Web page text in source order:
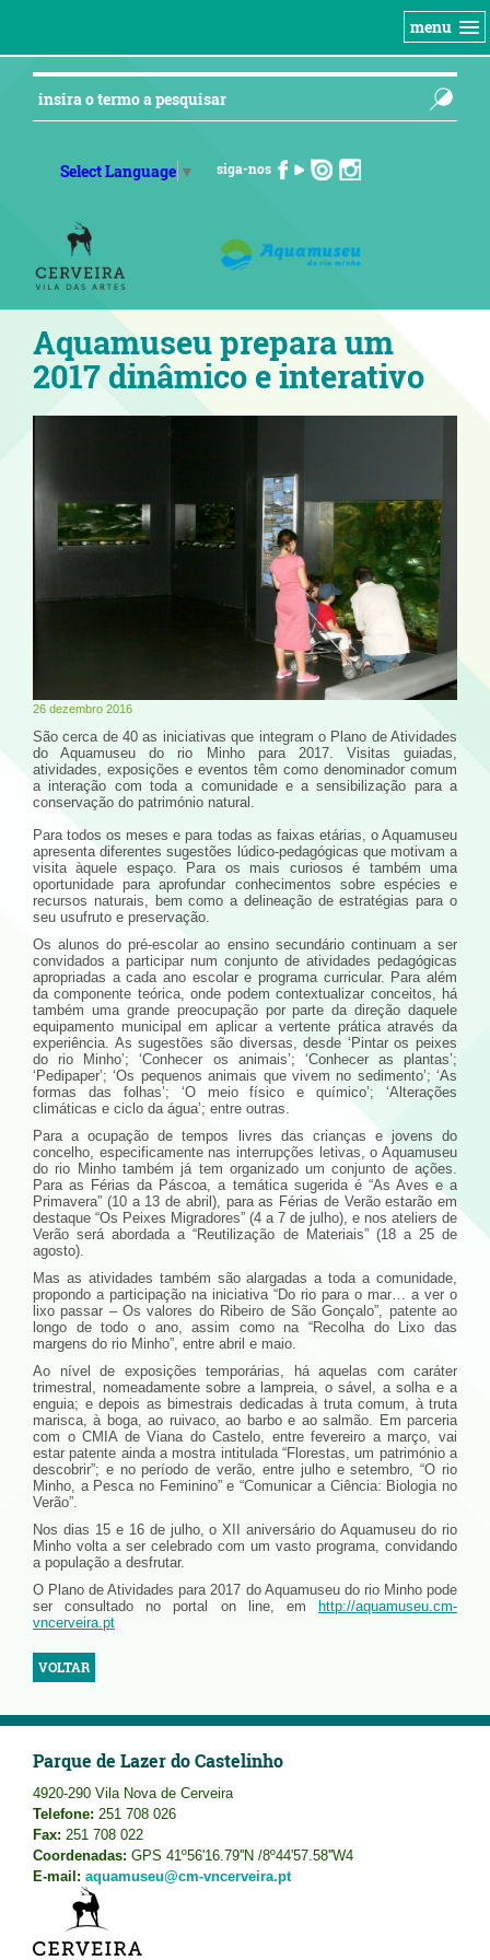
menu
Select Language ▼ siga-nos
Aquamuseu prepara um
2017 dinâmico e interativo
26 dezembro 2016
São cerca de 40 as iniciativas que integram o Plano de Atividades
do Aquamuseu do rio Minho para 2017. Visitas guiadas,
atividades, exposições e eventos têm como denominador comum
a interação com toda a comunidade e a sensibilização para a
conservação do património natural.
Para todos os meses e para todas as faixas etárias, o Aquamuseu
apresenta diferentes sugestões lúdico-pedagógicas que motivam a
visita àquele espaço. Para os mais curiosos é também uma
oportunidade para aprofundar conhecimentos sobre espécies e
recursos naturais, bem como a delineação de estratégias para o
seu usufruto e preservação.
Os alunos do pré-escolar ao ensino secundário continuam a ser
convidados a participar num conjunto de atividades pedagógicas
apropriadas a cada ano escolar e programa curricular. Para além
da componente teórica, onde podem contextualizar conceitos, há
também uma grande preocupação por parte da direção daquele
equipamento municipal em aplicar a vertente prática através da
experiência. As sugestões são diversas, desde ‘Pintar os peixes
do rio Minho’; ‘Conhecer os animais’; ‘Conhecer as plantas’;
‘Pedipaper’; ‘Os pequenos animais que vivem no sedimento’; ‘As
formas das folhas’; ‘O meio físico e químico’; ‘Alterações
climáticas e ciclo da água’; entre outras.
Para a ocupação de tempos livres das crianças e jovens do
concelho, especificamente nas interrupções letivas, o Aquamuseu
do rio Minho também já tem organizado um conjunto de ações.
Para as Férias da Páscoa, a temática sugerida é “As Aves e a
Primavera” (10 a 13 de abril), para as Férias de Verão estarão em
destaque “Os Peixes Migradores” (4 a 7 de julho), e nos ateliers de
Verão será abordada a “Reutilização de Materiais” (18 a 25 de
agosto).
Mas as atividades também são alargadas a toda a comunidade,
propondo a participação na iniciativa “Do rio para o mar… a ver o
lixo passar – Os valores do Ribeiro de São Gonçalo”, patente ao
longo de todo o ano, assim como na “Recolha do Lixo das
margens do rio Minho”, entre abril e maio.
Ao nível de exposições temporárias, há aquelas com caráter
trimestral, nomeadamente sobre a lampreia, o sável, a solha e a
enguia; e depois as bimestrais dedicadas à truta comum, à truta
marisca, à boga, ao ruivaco, ao barbo e ao salmão. Em parceria
com o CMIA de Viana do Castelo, entre fevereiro a março, vai
estar patente ainda a mostra intitulada “Florestas, um património a
descobrir”; e no período de verão, entre julho e setembro, “O rio
Minho, a Pesca no Feminino” e “Comunicar a Ciência: Biologia no
Verão”.
Nos dias 15 e 16 de julho, o XII aniversário do Aquamuseu do rio
Minho volta a ser celebrado com um vasto programa, convidando
a população a desfrutar.
O Plano de Atividades para 2017 do Aquamuseu do rio Minho pode
ser consultado no portal on line, em
http://aquamuseu.cm-
vncerveira.pt
VOLTAR
Parque de Lazer do Castelinho
4920-290 Vila Nova de Cerveira
Telefone: 251 708 026
Fax: 251 708 022
Coordenadas: GPS 41º56'16.79''N /8º44'57.58''W4
E-mail: aquamuseu@cm-vncerveira.pt